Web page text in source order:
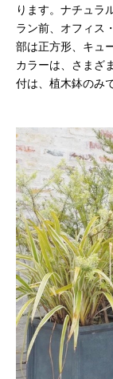
ります。ナチュラ
ラン前、オフィス
部は正方形、キュ
カラーは、さまざ
付は、植木鉢のみ